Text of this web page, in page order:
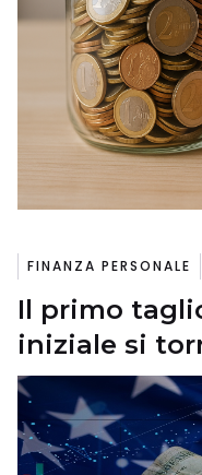
FINANZA PERSONALE
Il primo
iniziale si